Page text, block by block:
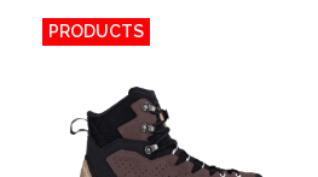
PRODUCTS